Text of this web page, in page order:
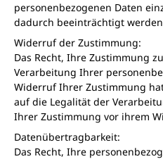
personenbezogenen Daten
dadurch beeinträchtigt werden
Widerruf der Zustimmung:
Das Recht, Ihre Zustimmung
Verarbeitung Ihrer
Widerruf Ihrer Zustimmung
auf die Legalität der
Ihrer Zustimmung vor ihrem
Datenübertragbarkeit:
Das Recht, Ihre